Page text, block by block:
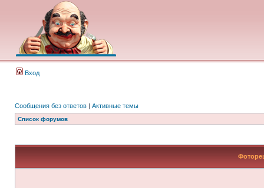
Вход
Сообщения без ответов | Активные темы
Список форумов